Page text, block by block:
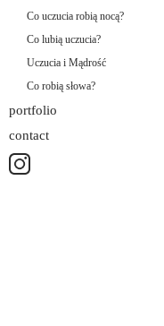
Co uczucia robią nocą?
Co lubią uczucia?
Uczucia i Mądrość
Co robią słowa?
portfolio
contact